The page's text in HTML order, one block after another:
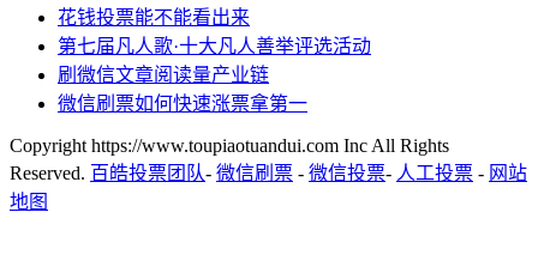
花钱投票能不能看出来
第七届凡人歌·十大凡人善举评选活动
刷微信文章阅读量产业链
微信刷票如何快速涨票拿第一
Copyright https://www.toupiaotuandui.com Inc All Rights
Reserved. 百皓投票团队- 微信刷票 - 微信投票- 人工投票 - 网站
地图